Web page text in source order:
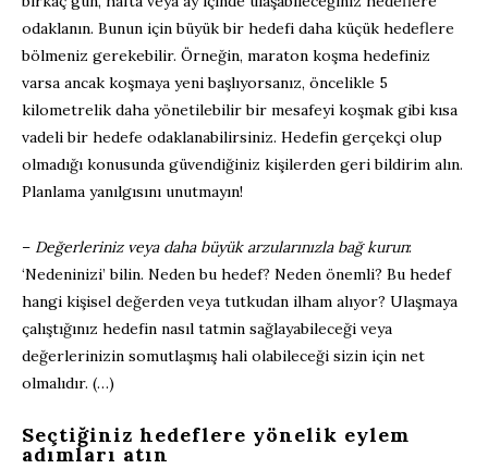
odaklanın. Bunun için büyük bir hedefi daha küçük hedeflere
bölmeniz gerekebilir. Örneğin, maraton koşma hedefiniz
varsa ancak koşmaya yeni başlıyorsanız, öncelikle 5
kilometrelik daha yönetilebilir bir mesafeyi koşmak gibi kısa
vadeli bir hedefe odaklanabilirsiniz. Hedefin gerçekçi olup
olmadığı konusunda güvendiğiniz kişilerden geri bildirim alın.
Planlama yanılgısını unutmayın!
– Değerleriniz veya daha büyük arzularınızla bağ kurun:
‘Nedeninizi’ bilin. Neden bu hedef? Neden önemli? Bu hedef
hangi kişisel değerden veya tutkudan ilham alıyor? Ulaşmaya
çalıştığınız hedefin nasıl tatmin sağlayabileceği veya
değerlerinizin somutlaşmış hali olabileceği sizin için net
olmalıdır. (…)
Seçtiğiniz hedeflere yönelik eylem
adımları atın